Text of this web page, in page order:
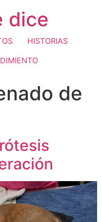
dice
HISTORIAS
de